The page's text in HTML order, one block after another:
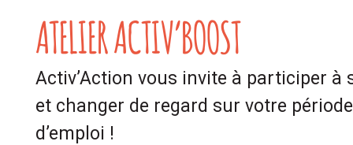
ATELIER ACTIV’BOOST
Activ’Action vous invite à participer à
et changer de regard sur votre
d’emploi !